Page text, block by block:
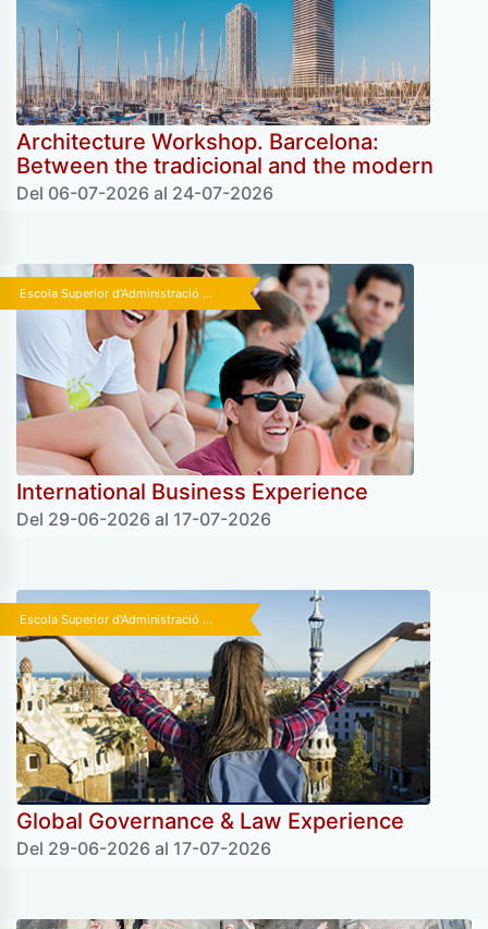
Architecture Workshop. Barcelona:
Between the tradicional and the modern
Del 06-07-2026 al 24-07-2026
Escola Superior d'Administració ...
International Business Experience
Del 29-06-2026 al 17-07-2026
Escola Superior d'Administració ...
Global Governance & Law Experience
Del 29-06-2026 al 17-07-2026